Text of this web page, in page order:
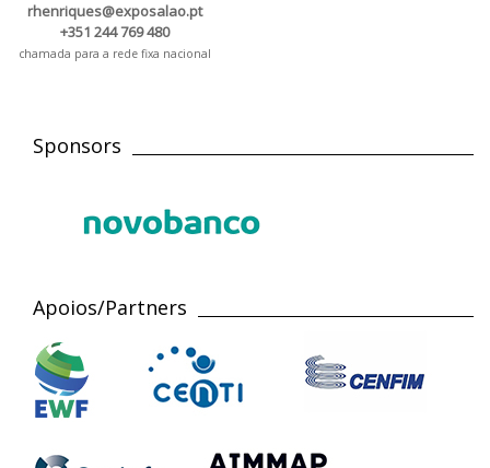
rhenriques@exposalao.pt
+351 244 769 480
chamada para a rede fixa nacional
Sponsors
Apoios/Partners